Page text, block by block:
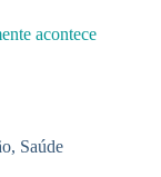
acontece
, Saúde